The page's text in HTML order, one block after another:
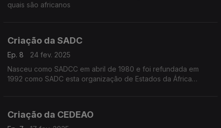
quais são africanos
Criação da SADC
Ep. 8
24 fev. 2025
Nasceu como SADCC em abril de 1980 e foi refundada em
1992 como SADC esta organização de Estados da África
Criação da CEDEAO